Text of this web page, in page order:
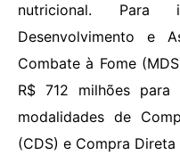
nutricional.
Desenvolvimento e
Combate à Fome
R$ 712 milhões
modalidades de
(CDS) e Compra